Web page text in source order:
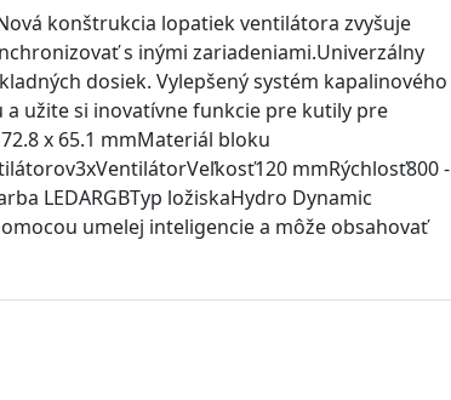
konštrukcia lopatiek ventilátora zvyšuje
s inými zariadeniami.Univerzálny
dosiek. Vylepšený systém kapalinového
užite si inovatívne funkcie pre kutily pre
x 65.1 mmMateriál bloku
mmRýchlosť800 -
LEDARGBTyp ložiskaHydro Dynamic
umelej inteligencie a môže obsahovať